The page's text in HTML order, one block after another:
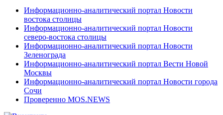
Информационно-аналитический портал Новости
востока столицы
Информационно-аналитический портал Новости
северо-востока столицы
Информационно-аналитический портал Новости
Зеленограда
Информационно-аналитический портал Вести Новой
Москвы
Информационно-аналитический портал Новости города
Сочи
Проверенно MOS.NEWS